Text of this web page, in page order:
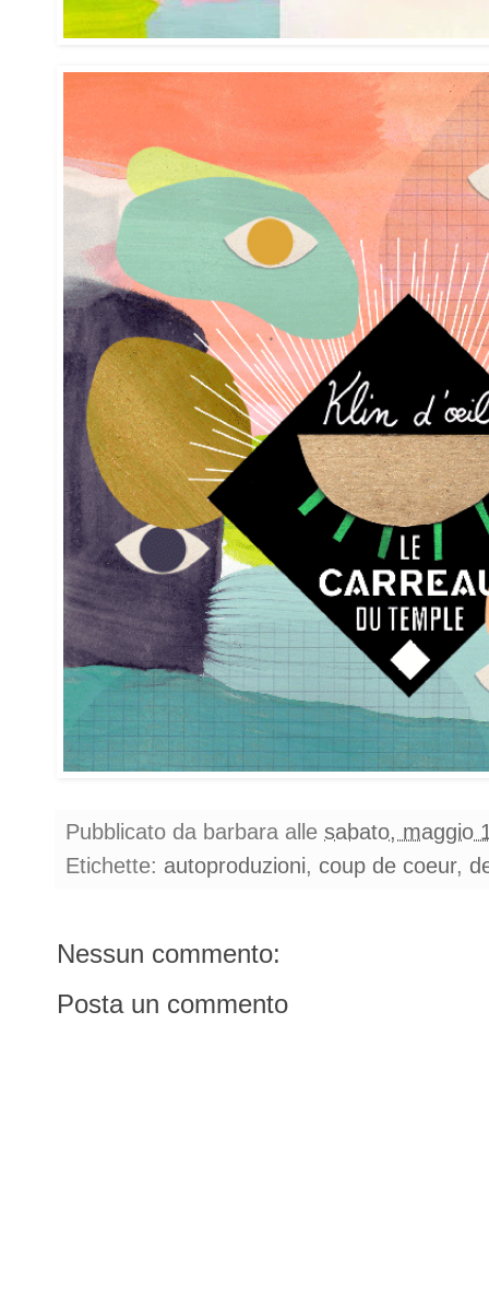
Pubblicato da barbara alle sabato, maggio
Etichette: autoproduzioni, coup de coeur,
Nessun commento:
Posta un commento